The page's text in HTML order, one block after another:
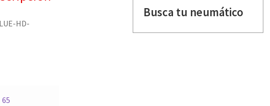
HD-
65
Busca tu neumático